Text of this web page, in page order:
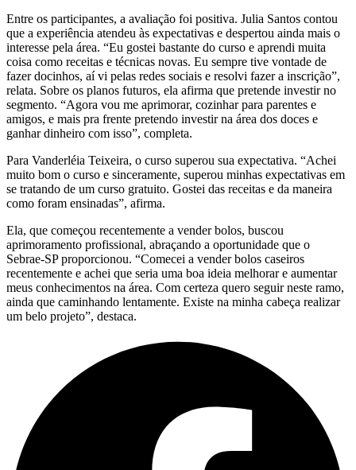
Entre os participantes, a avaliação foi positiva. Julia Santos contou
que a experiência atendeu às expectativas e despertou ainda mais o
interesse pela área. “Eu gostei bastante do curso e aprendi muita
coisa como receitas e técnicas novas. Eu sempre tive vontade de
fazer docinhos, aí vi pelas redes sociais e resolvi fazer a inscrição”,
relata. Sobre os planos futuros, ela afirma que pretende investir no
segmento. “Agora vou me aprimorar, cozinhar para parentes e
amigos, e mais pra frente pretendo investir na área dos doces e
ganhar dinheiro com isso”, completa.
Para Vanderléia Teixeira, o curso superou sua expectativa. “Achei
muito bom o curso e sinceramente, superou minhas expectativas em
se tratando de um curso gratuito. Gostei das receitas e da maneira
como foram ensinadas”, afirma.
Ela, que começou recentemente a vender bolos, buscou
aprimoramento profissional, abraçando a oportunidade que o
Sebrae-SP proporcionou. “Comecei a vender bolos caseiros
recentemente e achei que seria uma boa ideia melhorar e aumentar
meus conhecimentos na área. Com certeza quero seguir neste ramo,
ainda que caminhando lentamente. Existe na minha cabeça realizar
um belo projeto”, destaca.